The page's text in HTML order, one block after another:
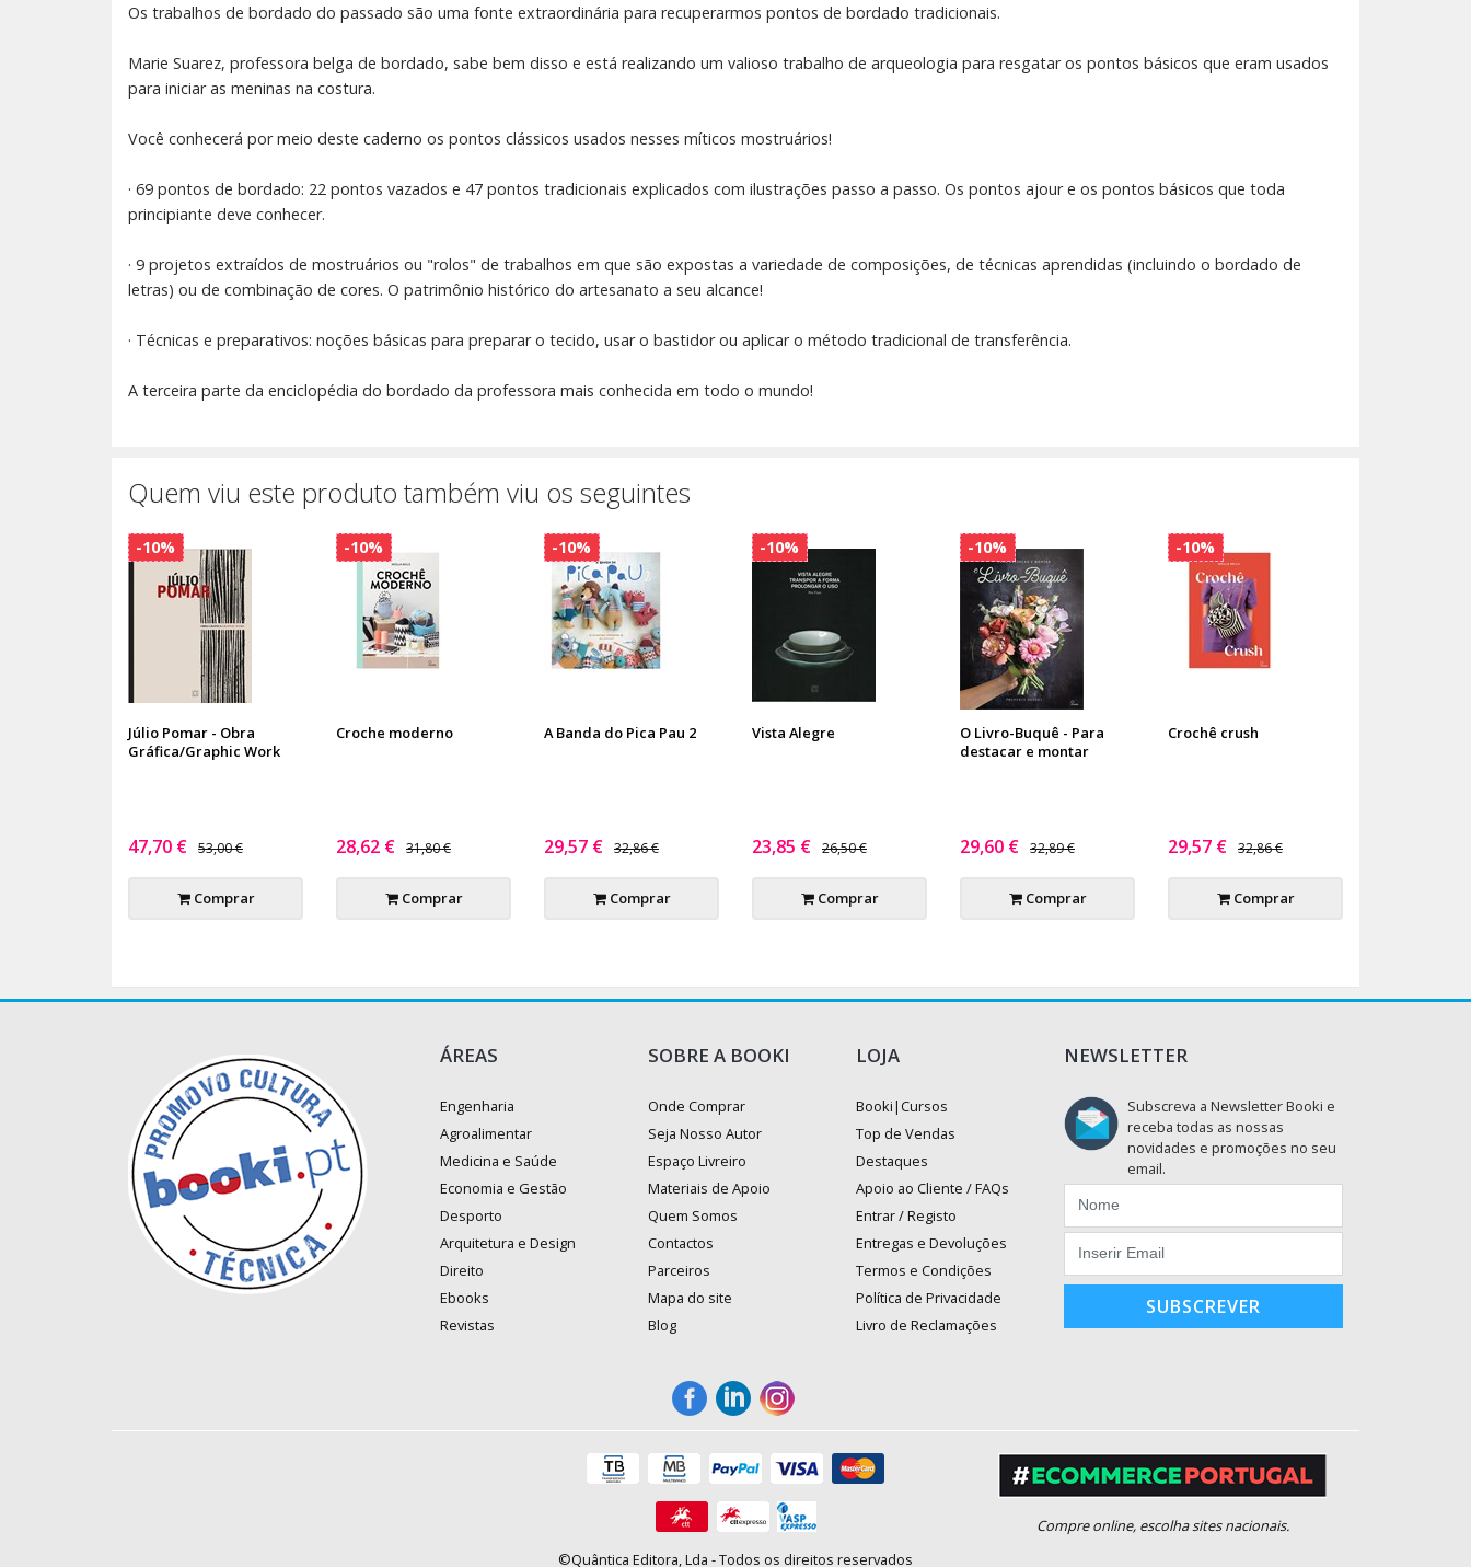
Os trabalhos de bordado do passado são uma fonte extraordinária para recuperarmos pontos de bordado tradicionais.
Marie Suarez, professora belga de bordado, sabe bem disso e está realizando um valioso trabalho de arqueologia para resgatar os pontos básicos que eram usados
para iniciar as meninas na costura.
Você conhecerá por meio deste caderno os pontos clássicos usados nesses míticos mostruários!
· 69 pontos de bordado: 22 pontos vazados e 47 pontos tradicionais explicados com ilustrações passo a passo. Os pontos ajour e os pontos básicos que toda
principiante deve conhecer.
· 9 projetos extraídos de mostruários ou "rolos" de trabalhos em que são expostas a variedade de composições, de técnicas aprendidas (incluindo o bordado de
letras) ou de combinação de cores. O patrimônio histórico do artesanato a seu alcance!
· Técnicas e preparativos: noções básicas para preparar o tecido, usar o bastidor ou aplicar o método tradicional de transferência.
A terceira parte da enciclopédia do bordado da professora mais conhecida em todo o mundo!
Quem viu este produto também viu os seguintes
Júlio Pomar - Obra
Gráfica/Graphic Work
47,70 € 53,00 €
Comprar
-10%
Croche moderno
28,62 € 31,80 €
Comprar
-10%
A Banda do Pica Pau 2
29,57 € 32,86 €
Comprar
-10%
Vista Alegre
23,85 € 26,50 €
Comprar
-10%
O Livro-Buquê - Para
destacar e montar
29,60 € 32,89 €
Comprar
-10%
Crochê crush
29,57 € 32,86 €
Comprar
-10%
ÁREAS
Engenharia
Agroalimentar
Medicina e Saúde
Economia e Gestão
Desporto
Arquitetura e Design
Direito
Ebooks
Revistas
SOBRE A BOOKI
Onde Comprar
Seja Nosso Autor
Espaço Livreiro
Materiais de Apoio
Quem Somos
Contactos
Parceiros
Mapa do site
Blog
LOJA
Booki|Cursos
Top de Vendas
Destaques
Apoio ao Cliente / FAQs
Entrar / Registo
Entregas e Devoluções
Termos e Condições
Política de Privacidade
Livro de Reclamações
NEWSLETTER
Subscreva a Newsletter Booki e
receba todas as nossas
novidades e promoções no seu
email.
SUBSCREVER
©Quântica Editora, Lda - Todos os direitos reservados
Compre online, escolha sites nacionais.